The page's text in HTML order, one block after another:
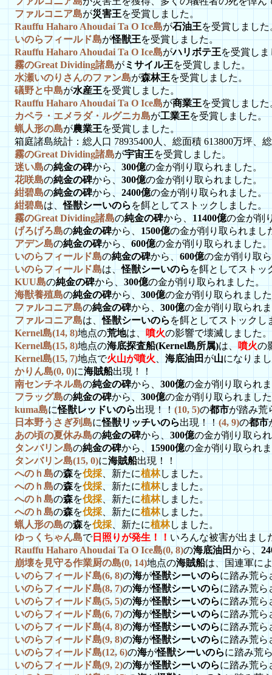
ファルコニア島が災害王を受賞しました。
Rauffu Haharo Ahoudai Ta O Ice島が石油王を受賞しました
いのらフィールド島が怪獣王を受賞しました。
Rauffu Haharo Ahoudai Ta O Ice島がハリボテ王を受賞し
霧のGreat Dividing諸島がミサイル王を受賞しました。
水瀬いのりさんのファン島が森林王を受賞しました。
礒野と中島が水産王を受賞しました。
Rauffu Haharo Ahoudai Ta O Ice島が商業王を受賞しました
カペラ・エメラダ・ルグニカ島が工業王を受賞しました。
蝋人形の島が農業王を受賞しました。
箱庭諸島統計：総人口 78935400人、総面積 613800万坪、
霧のGreat Dividing諸島が宇宙王を受賞しました。
迷い島の純金の碑から、 300億の金が削り取られました。
花咲島の純金の碑から、300億の金が削り取られました。
紺碧島の純金の碑から、2400億の金が削り取られました。
紺碧島は、怪獣シーいのら を餌としてストックしました。
霧のGreat Dividing諸島の純金の碑から、 11400億の金が削
げろげろ島の純金の碑から、 1500億の金が削り取られまし
アデン島の純金の碑から、 600億の金が削り取られました。
いのらフィールド島の純金の碑から、600億の金が削り取
いのらフィールド島は、怪獣シーいのらを餌としてストッ
KUU島の純金の碑から、 300億の金が削り取られました。
海獣養殖島の純金の碑から、 300億の金が削り取られまし
ファルコニア島の純金の碑から、 300億の金が削り取られ
ファルコニア島は、怪獣シーいのら を餌としてストックし
Kernel島(14, 8)地点の荒地は、噴火の影響で壊滅しました。
Kernel島(15, 8)地点の海底探査船(Kernel島所属)は、噴火の
Kernel島(15, 7)地点で火山が噴火 海底油田 が山になりま
かりん島(0, 0)に海賊船出現！！
南センチネル島の純金の碑から、 300億の金が削り取られ
フラッグ島の純金の碑から、 300億の金が削り取られまし
kuma島に怪獣レッドいのら出現！！(10, 5)の都市が踏み荒
日本野うさぎ列島に怪獣リッチいのら出現！！(4, 9)の都市
あの頃の夏休み島の純金の碑から、 300億の金が削り取ら
タンバリン島の純金の碑から、 15900億の金が削り取られ
タンバリン島(15, 0)に海賊船出現！！
へのｈ島の森を伐採、新たに植林しました。
へのｈ島の森を伐採、新たに植林しました。
へのｈ島の森を伐採、新たに植林しました。
へのｈ島の森を伐採 、新たに植林しました。
蝋人形の島の森を伐採 、新たに植林しました。
ゆっくちゃん島で日照りが発生！！ いろんな被害が出まし
Rauffu Haharo Ahoudai Ta O Ice島(0, 8)の海底油田から、
崩壊を見守る作業厨の島(0, 14)地点の海賊船は、国連軍に
いのらフィールド島(6, 8)の海が怪獣シーいのらに踏み荒ら
いのらフィールド島(8, 7)の海が怪獣シーいのらに踏み荒ら
いのらフィールド島(5, 5)の海が怪獣シーいのらに踏み荒ら
いのらフィールド島(6, 7)の海が怪獣シーいのらに踏み荒ら
いのらフィールド島(4, 8)の海が怪獣シーいのらに踏み荒ら
いのらフィールド島(9, 8)の海が怪獣シーいのらに踏み荒ら
いのらフィールド島(12, 6)の海が怪獣シーいのらに踏み荒
いのらフィールド島(9, 2)の海が怪獣シーいのらに踏み荒ら